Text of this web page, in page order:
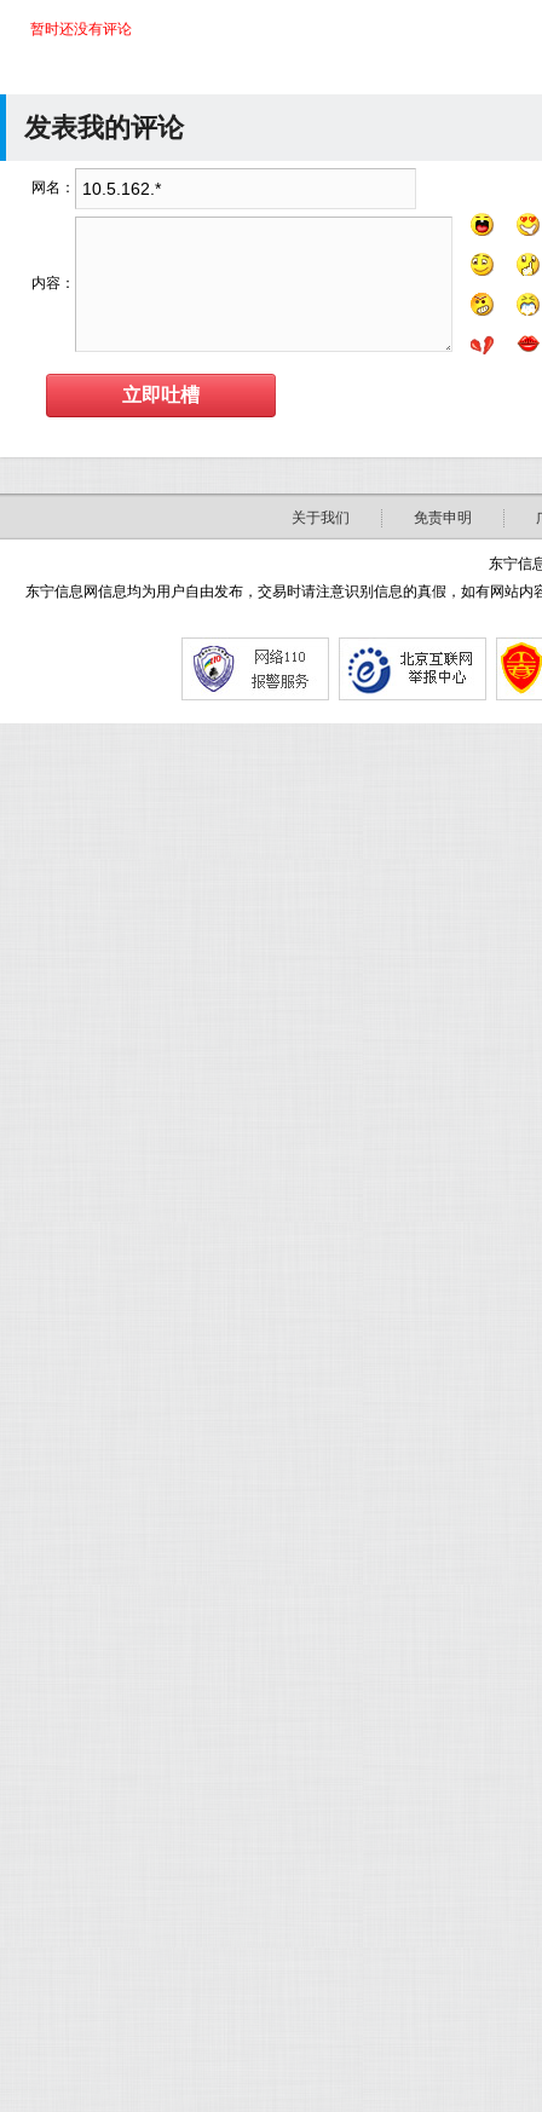
暂时还没有评论
发表我的评论
网名：
内容：
关于我们 免责申明
东宁信
东宁信息网信息均为用户自由发布，交易时请注意识别信息的真假，如有网站内